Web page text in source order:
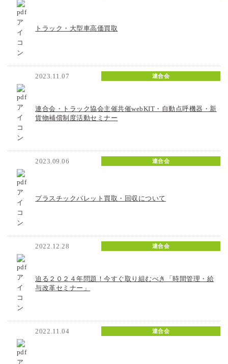
トラック・大型車高価買取
2023.11.07 連合会
連合会・トラック協会主催共催webKIT・自動点呼機器・新
貨物補償制度活動セミナー
2023.09.06 連合会
プラスチックパレット買取・回収について
2022.12.28 連合会
迫る２０２４年問題！今すぐ取り組むべき「時間管理・給
与改革セミナー」
2022.11.04 連合会